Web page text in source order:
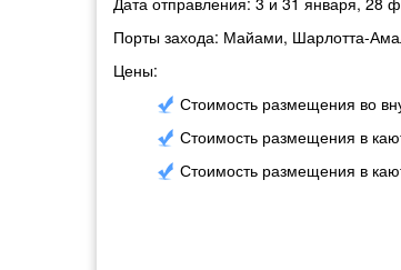
Порты захода: Майами, Шарлотта-
Цены:
Стоимость размещения во
Стоимость размещения в
Стоимость размещения в